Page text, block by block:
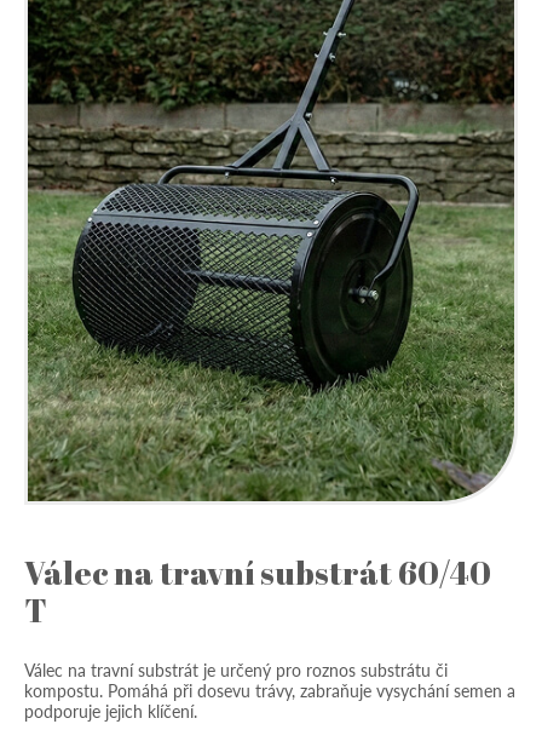
Válec na travní substrát 60/40
T
Válec na travní substrát je určený pro roznos substrátu či
kompostu. Pomáhá při dosevu trávy, zabraňuje vysychání semen a
podporuje jejich klíčení.